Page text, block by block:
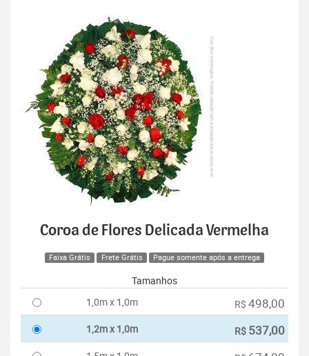
Coroa de Flores Delicada Vermelha
Faixa Grátis Frete Grátis Pague somente após a entrega
Tamanhos
1,0m x 1,0m
R$ 498,00
1,2m x 1,0m R$ 537,00